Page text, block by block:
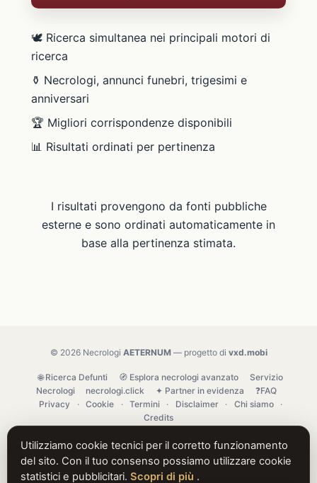
🕊️ Ricerca simultanea nei principali motori di
ricerca
⚱️ Necrologi, annunci funebri, trigesimi e
anniversari
🏆 Migliori corrispondenze disponibili
📊 Risultati ordinati per pertinenza
I risultati provengono da fonti pubbliche
esterne e sono ordinati automaticamente in
base alla pertinenza stimata.
© 2026 Necrologi AETERNUM— progetto di vxd.mobi
🌐 Ricerca Defunti 🧭 Esplora necrologi avanzato
Servizio
Necrologi
necrologi.click ✦ Partner in evidenza
❓FAQ
Privacy
· Cookie · Termini · Disclaimer · Chi siamo
·
Credits
Utilizziamo cookie tecnici per il corretto funzionamento
del sito. Con il tuo consenso possiamo utilizzare cookie
statistici e pubblicitari. Scopri di più .